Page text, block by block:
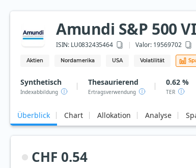
Amundi S&P 500
ISIN: LU0832435464 Valor: 19569702
Aktien Nordamerika USA Volatilität
Synthetisch
Indexabbildung
Thesaurierend
Ertragsverwendung
0.62 %
TER
Überblick Chart Allokation Analyse
CHF 0.54